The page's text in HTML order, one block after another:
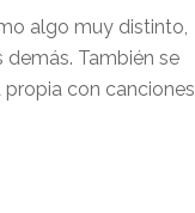
algo muy distinto,
También se
con canciones